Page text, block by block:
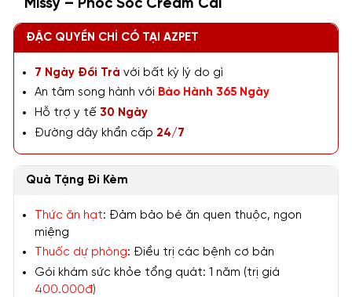
Missy – Phốc Sóc Cream Cái
ĐẶC QUYỀN CHỈ CÓ TẠI AZPET
7 Ngày Đổi Trả với bất kỳ lý do gì
An tâm song hành với Bảo Hành 365 Ngày
Hỗ trợ y tế 30 Ngày
Đường dây khẩn cấp 24/7
Quà Tặng Đi Kèm
Thức ăn hạt: Đảm bảo bé ăn quen thuộc, ngon
miệng
Thuốc dự phòng: Điều trị các bệnh cơ bản
Gói khám sức khỏe tổng quát: 1 năm (trị giá
400.000đ)